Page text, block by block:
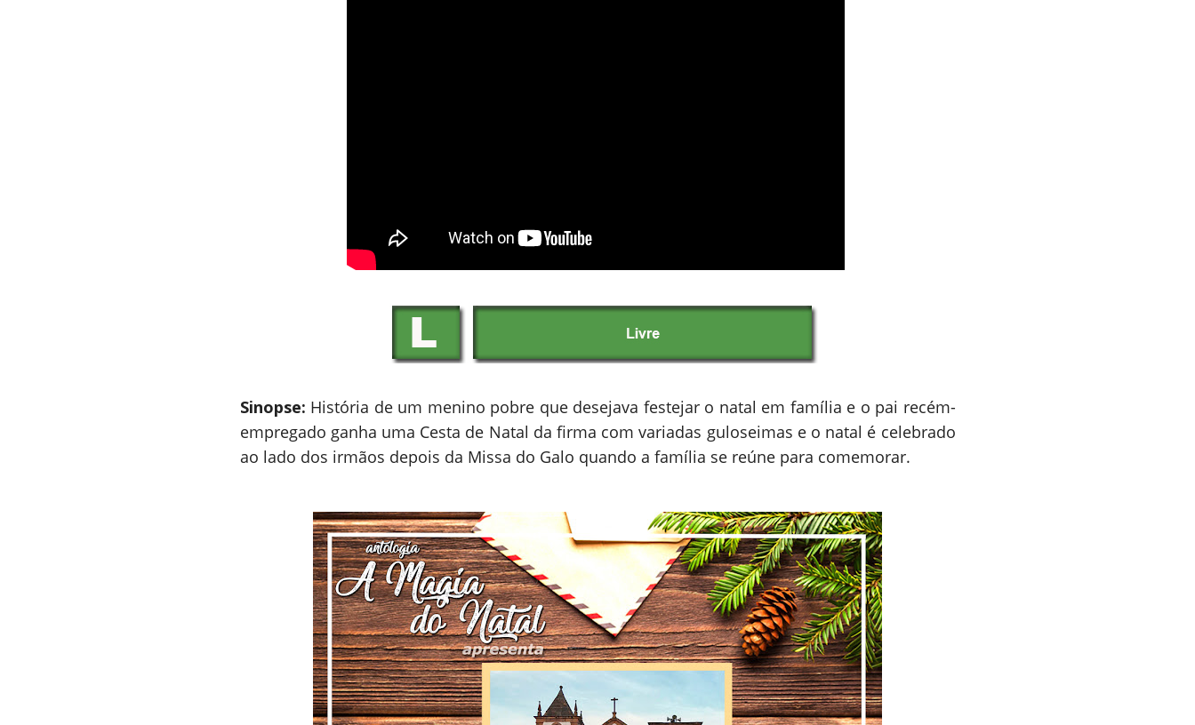
Sinopse: História de um menino pobre que desejava festejar o natal em família e o pai recém-
empregado ganha uma Cesta de Natal da firma com variadas guloseimas e o natal é celebrado
ao lado dos irmãos depois da Missa do Galo quando a família se reúne para comemorar.